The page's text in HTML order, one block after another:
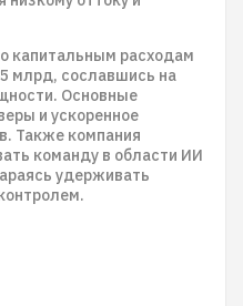
капитальным расходам
млрд, сославшись на
Основные
и ускоренное
Также компания
команду в области ИИ
удерживать